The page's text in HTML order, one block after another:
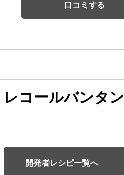
口コミする
レコールバンタン
開発者レシピ一覧へ